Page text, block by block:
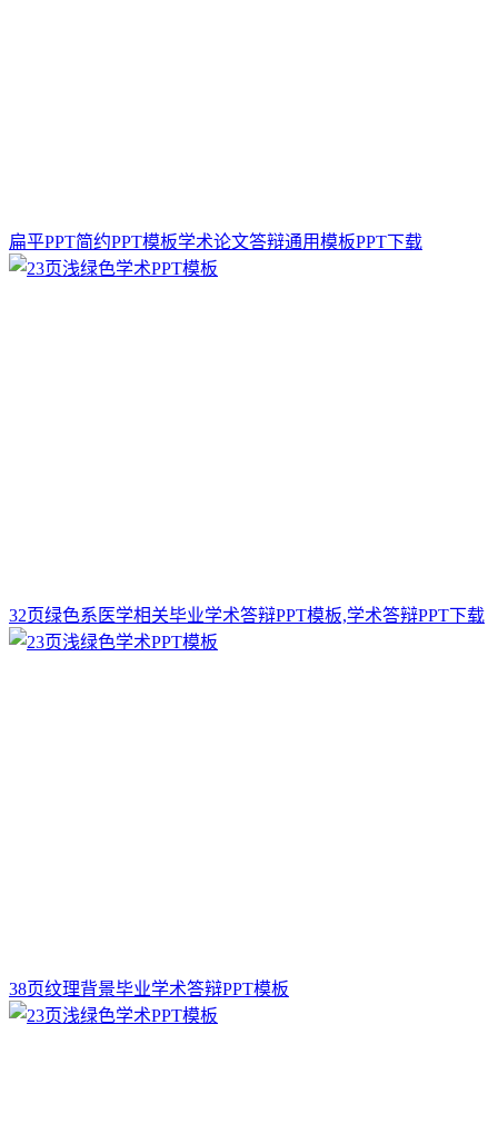
扁平PPT简约PPT模板学术论文答辩通用模板PPT下载
32页绿色系医学相关毕业学术答辩PPT模板,学术答辩PPT下载
38页纹理背景毕业学术答辩PPT模板